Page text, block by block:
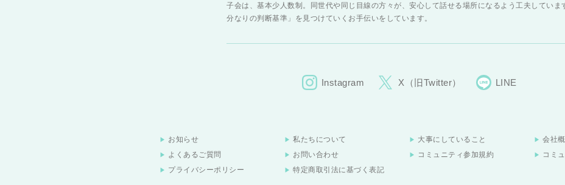
子会は、基本少人数制。同世代や同じ目線の方々が、安心して話せる場所になるよう工夫していま
分なりの判断基準」を見つけていくお手伝いをしています。
Instagram X（旧Twitter） LINE
お知らせ 私たちについて 大事にしていること
会社
よくあるご質問
お問い合わせ コミュニティ参加規約
コミ
プライバシーポリシー
特定商取引法に基づく表記